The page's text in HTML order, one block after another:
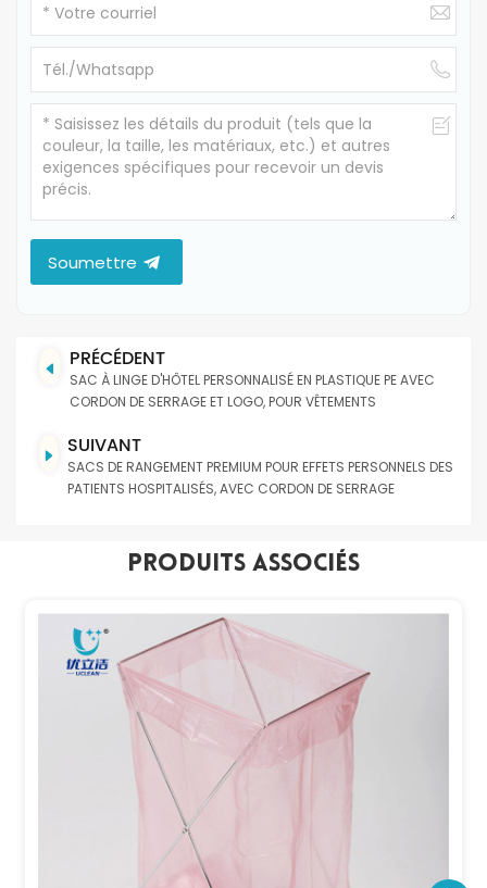
Soumettre
PRÉCÉDENT
SAC À LINGE D'HÔTEL PERSONNALISÉ EN PLASTIQUE PE AVEC
CORDON DE SERRAGE ET LOGO, POUR VÊTEMENTS
SUIVANT
SACS DE RANGEMENT PREMIUM POUR EFFETS PERSONNELS DES
PATIENTS HOSPITALISÉS, AVEC CORDON DE SERRAGE
Produits Associés